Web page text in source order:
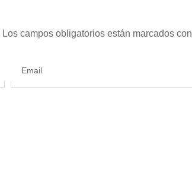
Los campos obligatorios están marcados con
Email